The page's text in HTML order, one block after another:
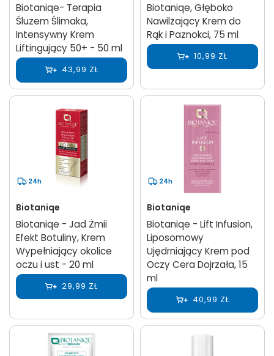
Biotaniqe- Terapia
Śluzem Ślimaka,
Intensywny Krem
Liftingujący 50+ - 50 ml
43,99 ZŁ
Biotaniqe, Głęboko
Nawilżający Krem do
Rąk i Paznokci, 75 ml
10,99 ZŁ
24h
Biotaniqe
Biotaniqe - Jad Żmii
Efekt Botuliny, Krem
Wypełniający okolice
oczu i ust - 20 ml
29,99 ZŁ
24h
Biotaniqe
Biotaniqe - Lift Infusion,
Liposomowy
Ujędrniający Krem pod
Oczy Cera Dojrzała, 15
ml
40,99 ZŁ